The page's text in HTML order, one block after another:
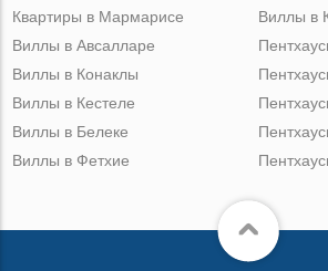
Квартиры в Мармарисе
Виллы в
Виллы в Авсалларе
Виллы в Конаклы
Виллы в Кестеле
Виллы в Белеке
Виллы в Фетхие